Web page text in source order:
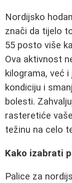
Nordijsko
znači da tijelo
55 posto više
Ova aktivnost
kilograma, već
kondiciju i
bolesti.
rasteretiće
težinu na celo
Kako izabrati
Palice za